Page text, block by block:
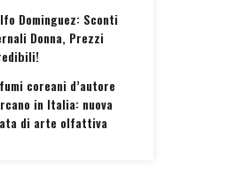
Dominguez: Sconti
Donna, Prezzi
coreani d’autore
in Italia: nuova
di arte olfattiva